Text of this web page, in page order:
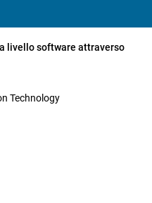
livello software attraverso
Technology